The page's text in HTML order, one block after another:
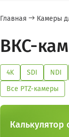
Главная Камеры
ВКС-
4K SDI NDI
Все PTZ-камеры
Калькулятор